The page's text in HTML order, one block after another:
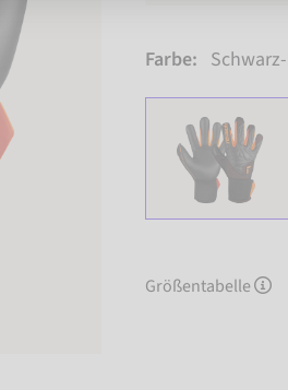
Farbe:
Größentabelle